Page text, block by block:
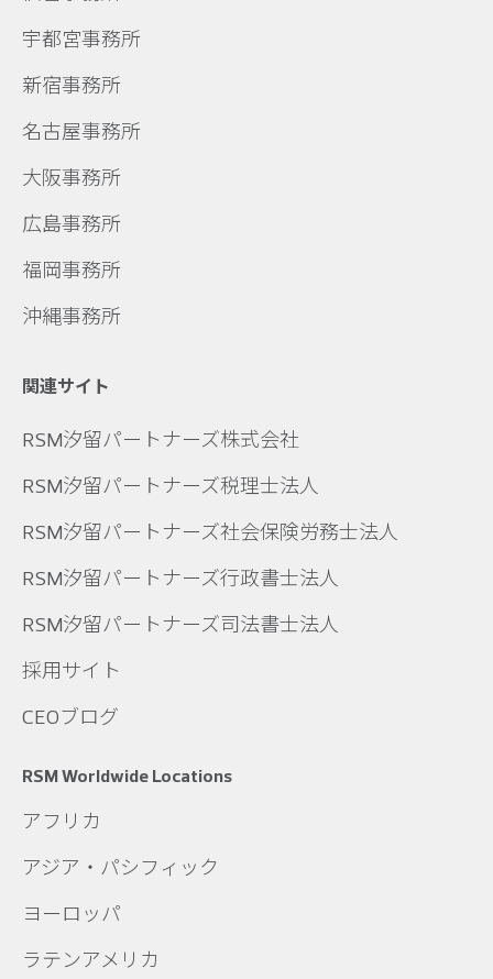
宇都宮事務所
新宿事務所
名古屋事務所
大阪事務所
広島事務所
福岡事務所
沖縄事務所
関連サイト
RSM汐留パートナーズ株式会社
RSM汐留パートナーズ税理士法人
RSM汐留パートナーズ社会保険労務士法人
RSM汐留パートナーズ行政書士法人
RSM汐留パートナーズ司法書士法人
採用サイト
CEOブログ
RSM Worldwide Locations
アフリカ
アジア・パシフィック
ヨーロッパ
ラテンアメリカ